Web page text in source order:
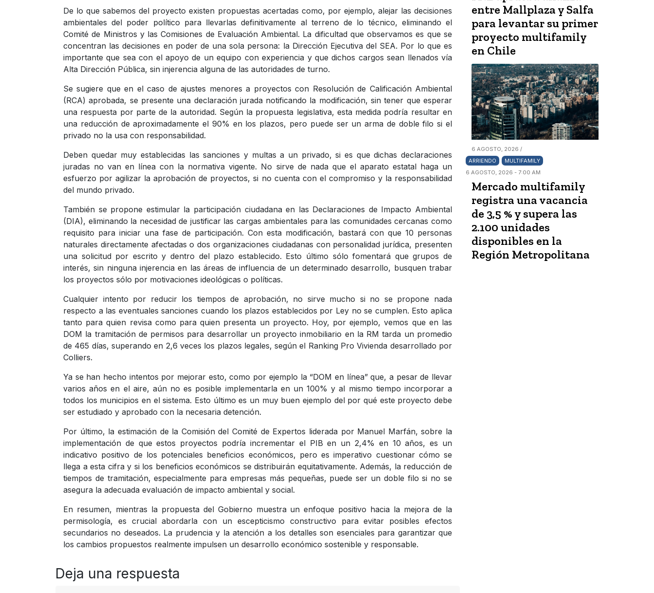
De lo que sabemos del proyecto existen propuestas acertadas como, por ejemplo, alejar las decisiones
ambientales del poder político para llevarlas definitivamente al terreno de lo técnico, eliminando el
Comité de Ministros y las Comisiones de Evaluación Ambiental. La dificultad que observamos es que se
concentran las decisiones en poder de una sola persona: la Dirección Ejecutiva del SEA. Por lo que es
importante que sea con el apoyo de un equipo con experiencia y que dichos cargos sean llenados vía
Alta Dirección Pública, sin injerencia alguna de las autoridades de turno.
Se sugiere que en el caso de ajustes menores a proyectos con Resolución de Calificación Ambiental
(RCA) aprobada, se presente una declaración jurada notificando la modificación, sin tener que esperar
una respuesta por parte de la autoridad. Según la propuesta legislativa, esta medida podría resultar en
una reducción de aproximadamente el 90% en los plazos, pero puede ser un arma de doble filo si el
privado no la usa con responsabilidad.
Deben quedar muy establecidas las sanciones y multas a un privado, si es que dichas declaraciones
juradas no van en línea con la normativa vigente. No sirve de nada que el aparato estatal haga un
esfuerzo por agilizar la aprobación de proyectos, si no cuenta con el compromiso y la responsabilidad
del mundo privado.
También se propone estimular la participación ciudadana en las Declaraciones de Impacto Ambiental
(DIA), eliminando la necesidad de justificar las cargas ambientales para las comunidades cercanas como
requisito para iniciar una fase de participación. Con esta modificación, bastará con que 10 personas
naturales directamente afectadas o dos organizaciones ciudadanas con personalidad jurídica, presenten
una solicitud por escrito y dentro del plazo establecido. Esto último sólo fomentará que grupos de
interés, sin ninguna injerencia en las áreas de influencia de un determinado desarrollo, busquen trabar
los proyectos sólo por motivaciones ideológicas o políticas.
Cualquier intento por reducir los tiempos de aprobación, no sirve mucho si no se propone nada
respecto a las eventuales sanciones cuando los plazos establecidos por Ley no se cumplen. Esto aplica
tanto para quien revisa como para quien presenta un proyecto. Hoy, por ejemplo, vemos que en las
DOM la tramitación de permisos para desarrollar un proyecto inmobiliario en la RM tarda un promedio
de 465 días, superando en 2,6 veces los plazos legales, según el Ranking Pro Vivienda desarrollado por
Colliers.
Ya se han hecho intentos por mejorar esto, como por ejemplo la “DOM en línea” que, a pesar de llevar
varios años en el aire, aún no es posible implementarla en un 100% y al mismo tiempo incorporar a
todos los municipios en el sistema. Esto último es un muy buen ejemplo del por qué este proyecto debe
ser estudiado y aprobado con la necesaria detención.
Por último, la estimación de la Comisión del Comité de Expertos liderada por Manuel Marfán, sobre la
implementación de que estos proyectos podría incrementar el PIB en un 2,4% en 10 años, es un
indicativo positivo de los potenciales beneficios económicos, pero es imperativo cuestionar cómo se
llega a esta cifra y si los beneficios económicos se distribuirán equitativamente. Además, la reducción de
tiempos de tramitación, especialmente para empresas más pequeñas, puede ser un doble filo si no se
asegura la adecuada evaluación de impacto ambiental y social.
En resumen, mientras la propuesta del Gobierno muestra un enfoque positivo hacia la mejora de la
permisología, es crucial abordarla con un escepticismo constructivo para evitar posibles efectos
secundarios no deseados. La prudencia y la atención a los detalles son esenciales para garantizar que
los cambios propuestos realmente impulsen un desarrollo económico sostenible y responsable.
Deja una respuesta
entre Mallplaza y Salfa
para levantar su primer
proyecto multifamily
en Chile
6 AGOSTO, 2026 /
ARRIENDO
MULTIFAMILY
6 AGOSTO, 2026 - 7:00 AM
Mercado multifamily
registra una vacancia
de 3,5 % y supera las
2.100 unidades
disponibles en la
Región Metropolitana